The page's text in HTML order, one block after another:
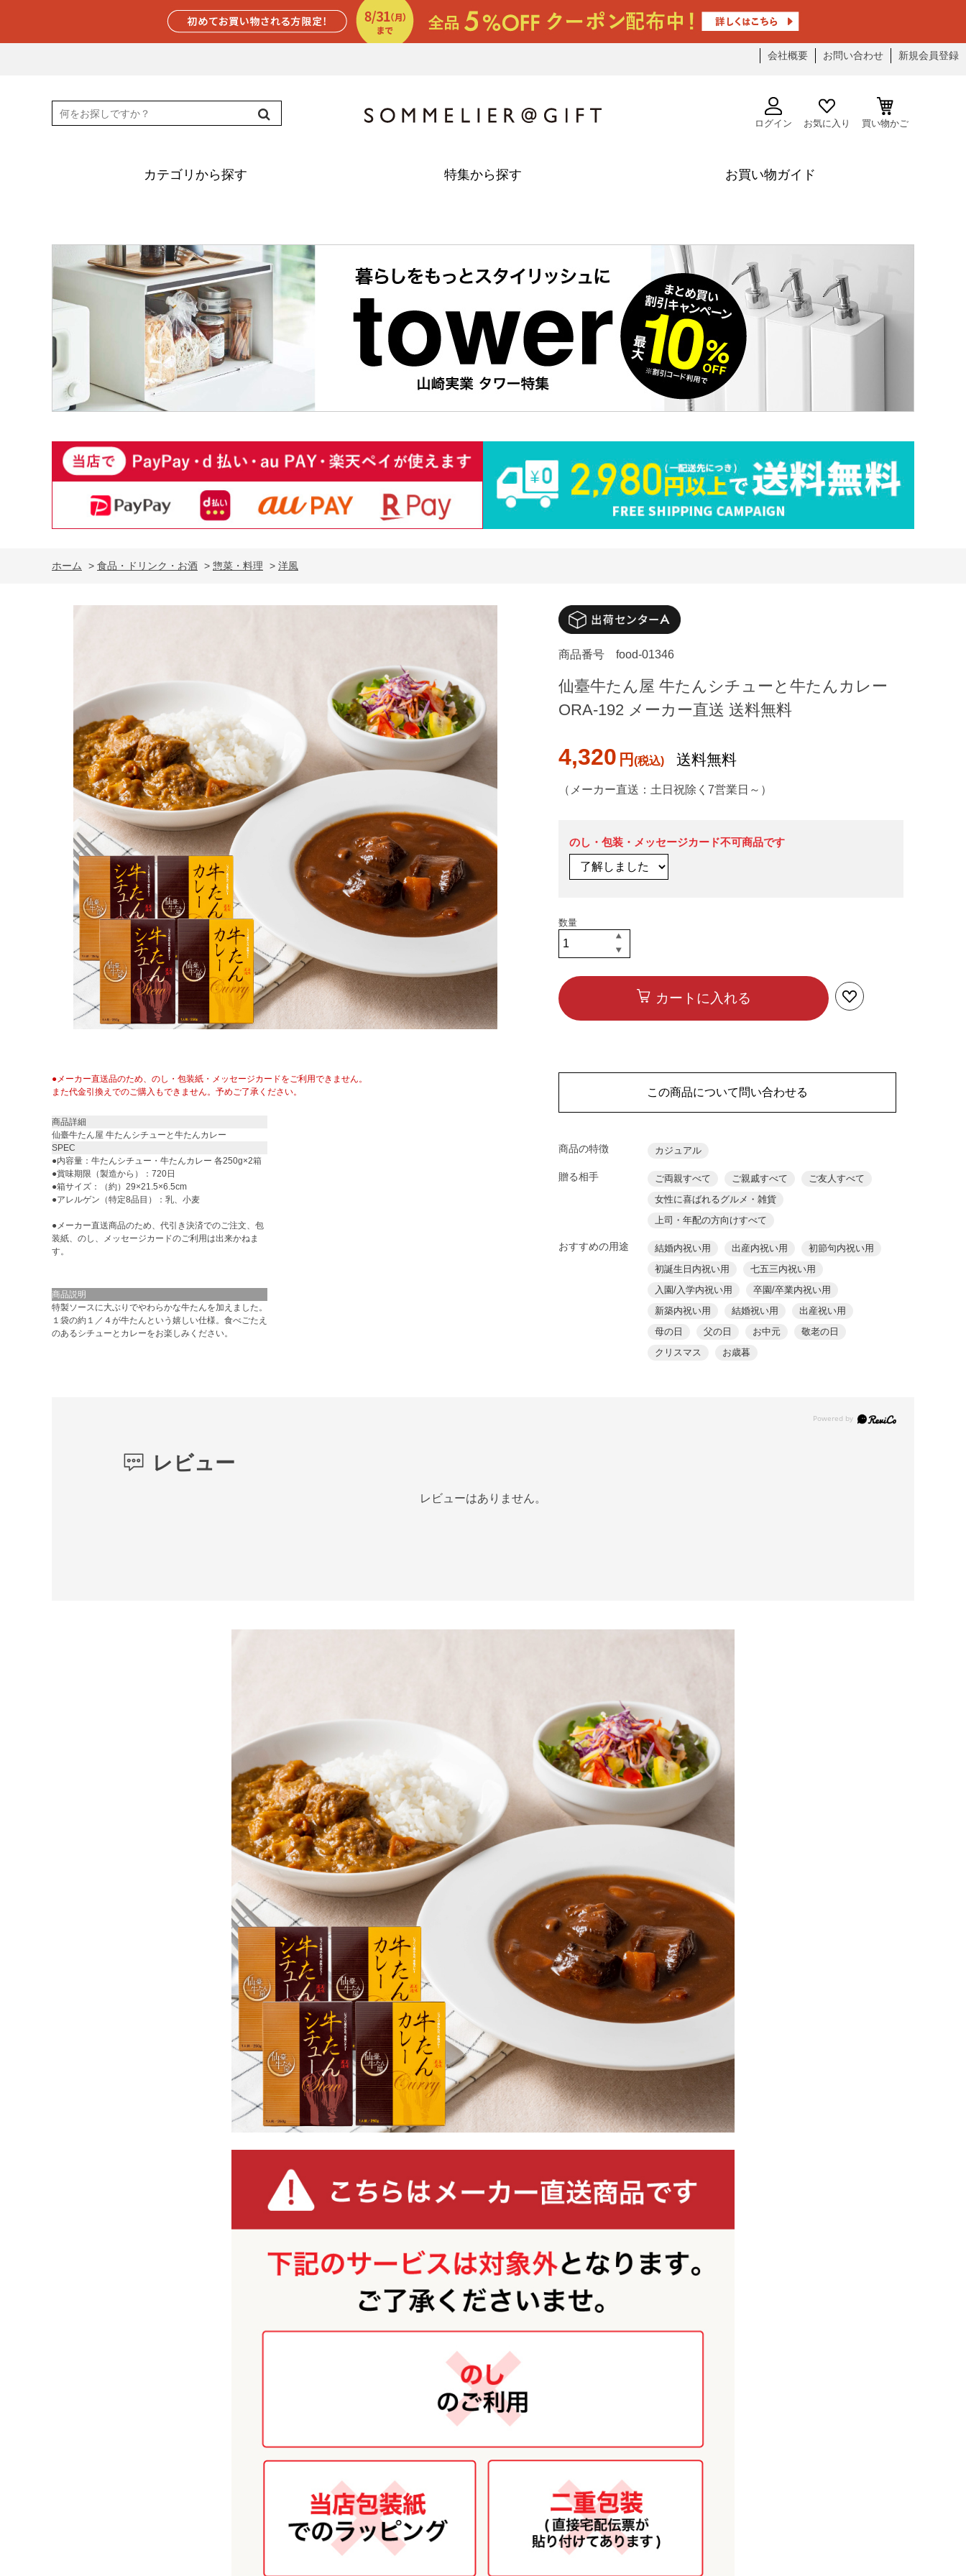
会社概要 お問い合わせ 新規会員登録
ログイン お気に入り 買い物かご
カテゴリから探す 特集から探す お買い物ガイド
ホーム > 食品・ドリンク・お酒 > 惣菜・料理 > 洋風
●メーカー直送品のため、のし・包装紙・メッセージカードをご利用できません。
また代金引換えでのご購入もできません。予めご了承ください。
商品詳細
仙臺牛たん屋 牛たんシチューと牛たんカレー
SPEC
●内容量：牛たんシチュー・牛たんカレー 各250g×2箱
●賞味期限（製造から）：720日
●箱サイズ：（約）29×21.5×6.5cm
●アレルゲン（特定8品目）：乳、小麦
●メーカー直送商品のため、代引き決済でのご注文、包
装紙、のし、メッセージカードのご利用は出来かねま
す。
商品説明
特製ソースに大ぶりでやわらかな牛たんを加えました。
１袋の約１／４が牛たんという嬉しい仕様。食べごたえ
のあるシチューとカレーをお楽しみください。
商品番号 food-01346
仙臺牛たん屋 牛たんシチューと牛たんカレー
ORA-192 メーカー直送 送料無料
4,320 円 送料無料
（メーカー直送：土日祝除く7営業日～）
のし・包装・メッセージカード不可商品です
カートに入れる
この商品について問い合わせる
商品の特徴 カジュアル
贈る相手 ご両親すべて ご親戚すべて
ご友人すべて
女性に喜ばれるグルメ・雑貨
上司・年配の方向けすべて
おすすめの用途 結婚内祝い用 出産内祝い用
初節句内祝い用
初誕生日内祝い用
七五三内祝い用
入園/入学内祝い用
卒園/卒業内祝い用
新築内祝い用
結婚祝い用
出産祝い用
母の日
父の日 お中元
敬老の日
クリスマス
お歳暮
レビュー
レビューはありません。